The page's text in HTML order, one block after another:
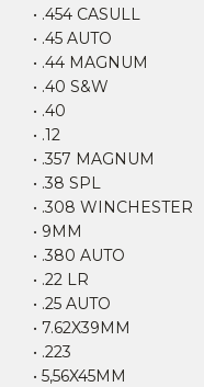
• .454 CASULL
• .45 AUTO
• .44 MAGNUM
• .40 S&W
• .40
• .12
• .357 MAGNUM
• .38 SPL
• .308 WINCHESTER
• 9MM
• .380 AUTO
• .22 LR
• .25 AUTO
• 7.62X39MM
• .223
• 5,56X45MM